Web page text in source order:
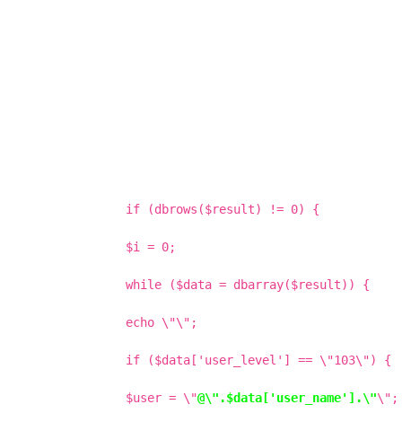
if (dbrows($result) != 0) {
$i = 0;
while ($data = dbarray($result)) {
echo \"\";
if ($data['user_level'] == \"103\") {
$user = \"@\".$data['user_name'].\"\";